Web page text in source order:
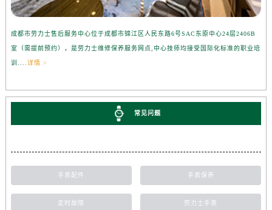
成都市劳力士售后服务中心位于成都市锦江区人民东路6号SAC东原中心24层2406B
室（需提前预约），是劳力士维修保养服务网点,中心技师均接受国际化标准的职业培
训....详情 >
常见问题
手表配件 手表保养
走时故障 劳力士手表